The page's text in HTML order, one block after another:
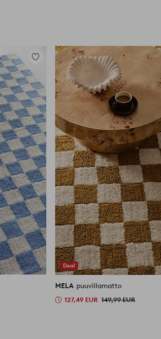
Lisää
suosikkeihin
Deal
MELA puuvillamatto
127,49 EUR 149,99 EUR